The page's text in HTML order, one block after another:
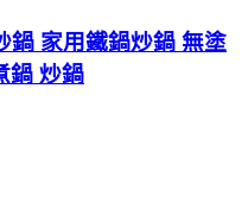
鍋 家用鐵鍋炒鍋 無塗
鍋 炒鍋